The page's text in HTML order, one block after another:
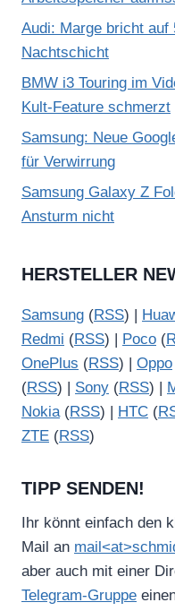
Audi: Marge bricht
Nachtschicht
BMW i3 Touring im
Kult-Feature schmerzt
Samsung: Neue
für Verwirrung
Samsung Galaxy Z
Ansturm nicht
HERSTELLER
Samsung (RSS) |
Redmi (RSS) | Poco (
OnePlus (RSS) | Oppo
(RSS) | Sony (RSS) |
Nokia(RSS) | HTC (
ZTE (RSS)
TIPP SENDEN!
Ihr könnt einfach den
Mail an
aber auch mit einer
Telegram-Gruppe